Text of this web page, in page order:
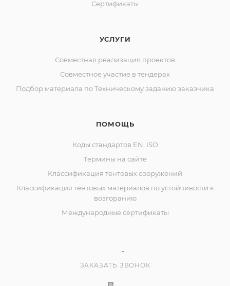
Сертификаты
УСЛУГИ
Совместная реализация проектов
Совместное участие в тендерах
Подбор материала по Техническому заданию заказчика
ПОМОЩЬ
Коды стандартов EN, ISO
Термины на сайте
Классификация тентовых сооружений
Классификация тентовых материалов по устойчивости к
возгоранию
Международные сертификаты
ЗАКАЗАТЬ ЗВОНОК